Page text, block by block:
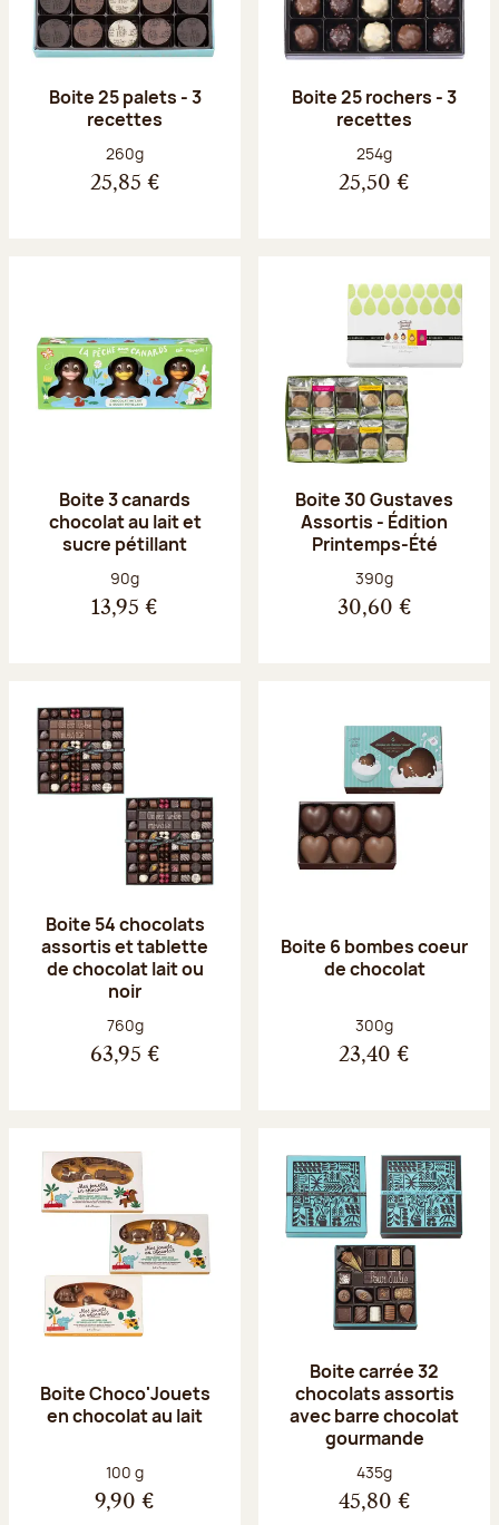
Boite 25 palets - 3
recettes
Poids net :
260g
25,85 €
Boite 25 rochers - 3
recettes
Poids net :
254g
25,50 €
Boite 3 canards
chocolat au lait et
sucre pétillant
Poids net :
90g
13,95 €
Boite 30 Gustaves
Assortis - Édition
Printemps-Été
Poids net :
390g
30,60 €
Boite 54 chocolats
assortis et tablette
de chocolat lait ou
noir
Poids net :
760g
63,95 €
Boite 6 bombes coeur
de chocolat
Poids net :
300g
23,40 €
Boite Choco'Jouets
en chocolat au lait
Poids net :
100 g
9,90 €
Boite carrée 32
chocolats assortis
avec barre chocolat
gourmande
Poids net :
435g
45,80 €